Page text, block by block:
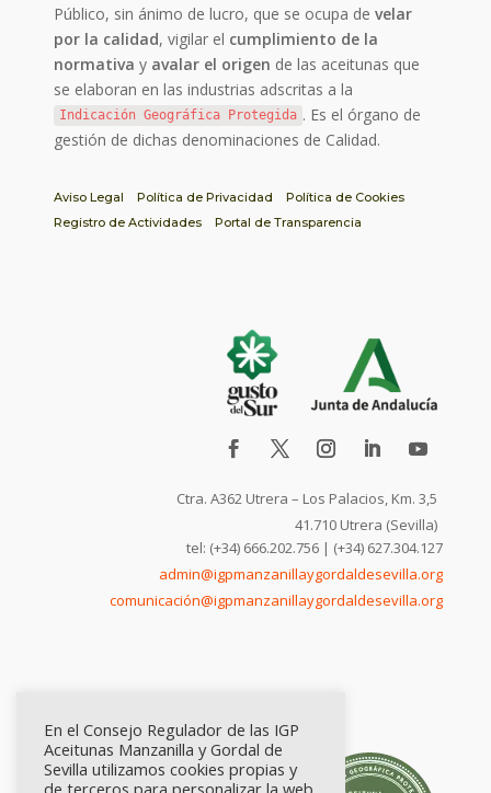
Público, sin ánimo de lucro, que se ocupa develar
por la calidad, vigilar el cumplimiento de la
normativa y avalar el origen de las aceitunas que
se elaboran en las industrias adscritas a la
Indicación Geográfica Protegida . Es el órgano de
gestión de dichas denominaciones de Calidad.
Aviso Legal Política de Privacidad
Política de Cookies
Registro de Actividades
Portal de Transparencia
Ctra. A362 Utrera – Los Palacios, Km. 3,5
41.710 Utrera (Sevilla)
tel: (+34) 666.202.756 | (+34) 627.304.127
admin@igpmanzanillaygordaldesevilla.org
comunicación@igpmanzanillaygordaldesevilla.org
En el Consejo Regulador de las IGP
Aceitunas Manzanilla y Gordal de
Sevilla utilizamos cookies propias y
de terceros para personalizar la web,